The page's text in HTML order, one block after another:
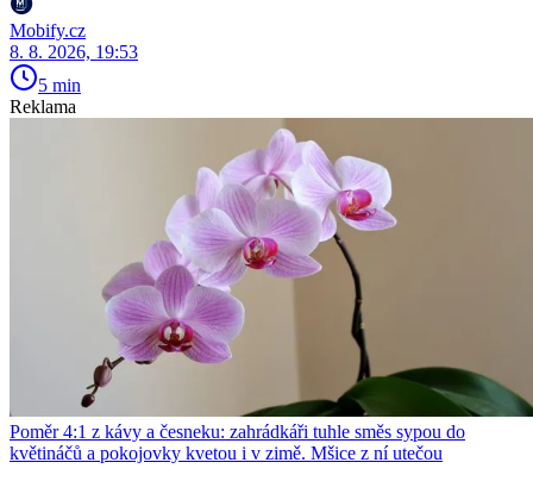
Mobify.cz
8. 8. 2026, 19:53
5 min
Reklama
Poměr 4:1 z kávy a česneku: zahrádkáři tuhle směs sypou do
květináčů a pokojovky kvetou i v zimě. Mšice z ní utečou